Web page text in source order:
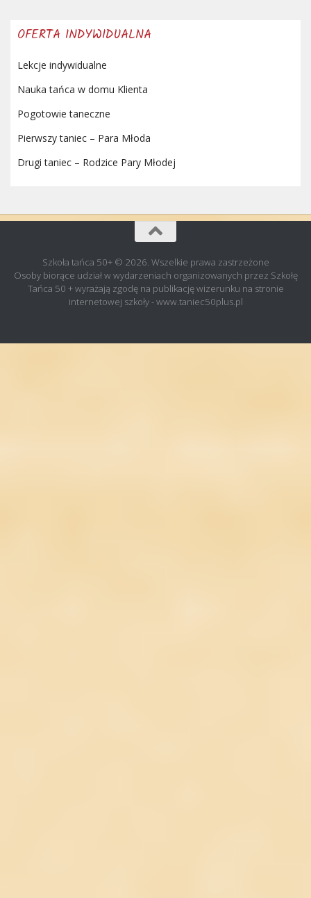
OFERTA INDYWIDUALNA
Lekcje indywidualne
Nauka tańca w domu Klienta
Pogotowie taneczne
Pierwszy taniec – Para Młoda
Drugi taniec – Rodzice Pary Młodej
Szkoła tańca 50+ © 2026. Wszelkie prawa zastrzeżone
Osoby biorące udział w wydarzeniach organizowanych przez Szkołę
Tańca 50 + wyrażają zgodę na publikację wizerunku na stronie
internetowej szkoły - www.taniec50plus.pl